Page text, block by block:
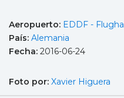
Aeropuerto: EDDF -
País: Alemania
Fecha: 2016-06-24
Foto por: Xavier Higuera